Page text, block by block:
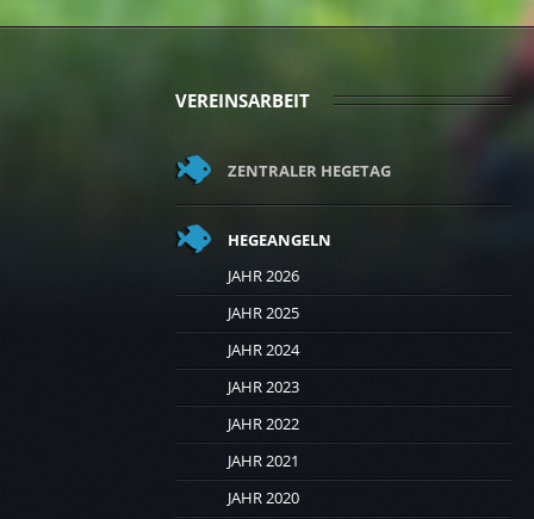
VEREINSARBEIT
ZENTRALER HEGETAG
HEGEANGELN
JAHR 2026
JAHR 2025
JAHR 2024
JAHR 2023
JAHR 2022
JAHR 2021
JAHR 2020